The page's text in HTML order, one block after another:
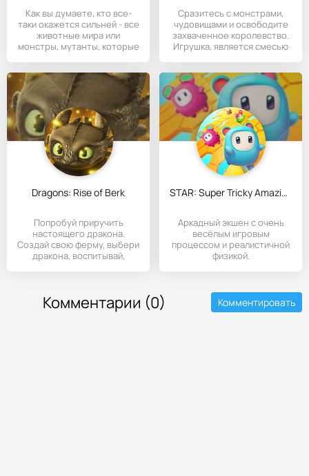
Как вы думаете, кто все-
таки окажется сильней - все
животные мира или
монстры, мутанты, которые
Сразитесь с монстрами,
чудовищами и освободите
захваченное королевство.
Игрушка, является смесью
Dragons: Rise of Berk
Попробуй приручить
настоящего дракона.
Создай свою ферму, выбери
дракона, воспитывай,
STAR: Super Tricky Amazing Run
Аркадный экшен с очень
весёлым игровым
процессом и реалистичной
физикой.
Комментарии (0) Комментировать